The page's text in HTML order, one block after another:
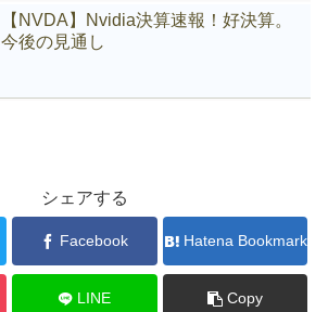
【NVDA】Nvidia決算速報！好決算。
今後の見通し
シェアする
Facebook Hatena Bookmark
LINE Copy